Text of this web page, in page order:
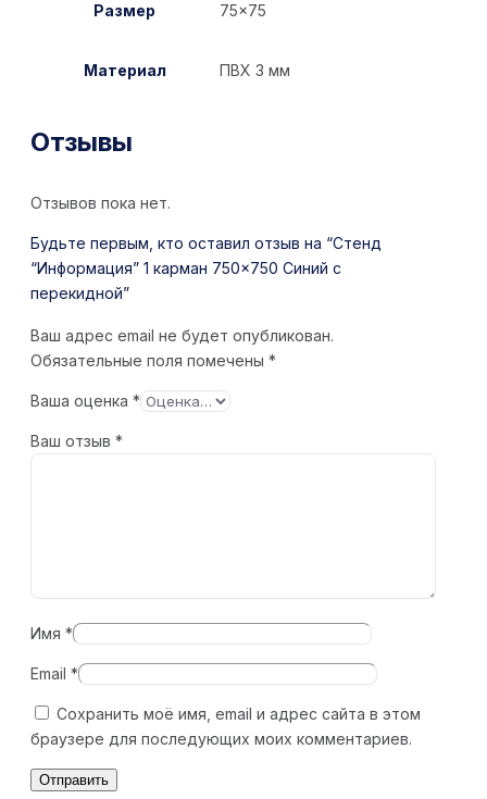
Размер 75×75
Материал ПВХ 3 мм
Отзывы
Отзывов пока нет.
Будьте первым, кто оставил отзыв на “Стенд
“Информация” 1 карман 750×750 Синий с
перекидной”
Ваш адрес email не будет опубликован.
Обязательные поля помечены *
Ваша оценка *
Ваш отзыв *
Имя *
Email *
Сохранить моё имя, email и адрес сайта в этом
браузере для последующих моих комментариев.